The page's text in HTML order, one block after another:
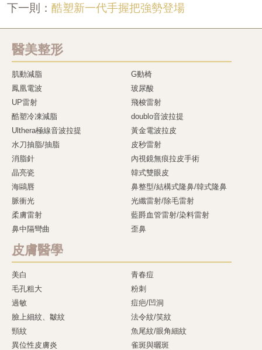
下一則： 酷塑新一代手握把強勢登場
醫美整形
肌動減脂
G動椅
鳳凰電波
玻尿酸
UP雷射
飛梭雷射
酷塑冷凍減脂
doublo音波拉提
Ulthera極線音波拉提
黃金電波拉皮
水刀抽脂/抽脂
皮秒雷射
消脂針
內視鏡無痕拉皮手術
晶亮瓷
韓式雙眼皮
海鷗唇
鼻整型/結構式隆鼻/韓式隆鼻
脈衝光
光纖雷射/除毛雷射
柔膚雷射
藍爵血管雷射/染料雷射
鼻中隔彎曲
歪鼻
皮膚醫學
美白
青春痘
毛孔粗大
粉刺
過敏
痘疤/凹洞
臉上細紋、皺紋
法令紋/笑紋
頸紋
魚尾紋/眼角細紋
異位性皮膚炎
雀斑與曬斑